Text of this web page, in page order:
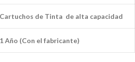
Cartuchos de Tinta de alta capacidad
1 Año (Con el fabricante)